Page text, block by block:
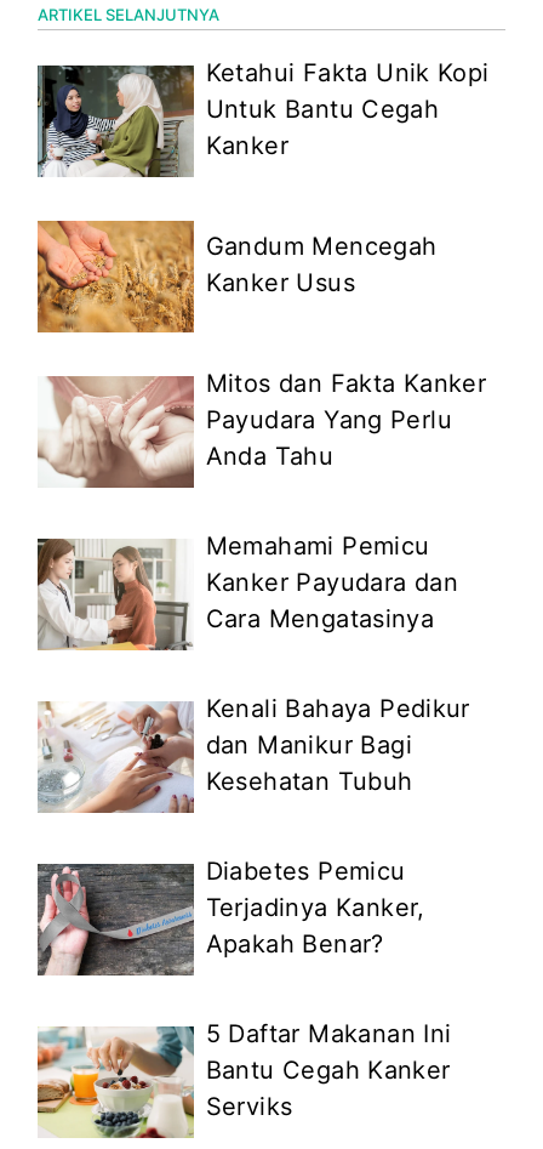
ARTIKEL SELANJUTNYA
Ketahui Fakta Unik Kopi
Untuk Bantu Cegah
Kanker
Gandum Mencegah
Kanker Usus
Mitos dan Fakta Kanker
Payudara Yang Perlu
Anda Tahu
Memahami Pemicu
Kanker Payudara dan
Cara Mengatasinya
Kenali Bahaya Pedikur
dan Manikur Bagi
Kesehatan Tubuh
Diabetes Pemicu
Terjadinya Kanker,
Apakah Benar?
5 Daftar Makanan Ini
Bantu Cegah Kanker
Serviks